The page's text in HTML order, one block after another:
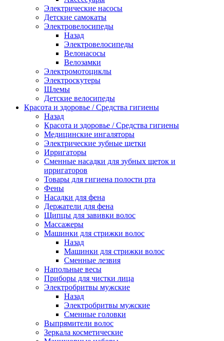
Электрические насосы
Детские самокаты
Электровелосипеды
Назад
Электровелосипеды
Велонасосы
Велозамки
Электромотоциклы
Электроскутеры
Шлемы
Детские велосипеды
Красота и здоровье / Средства гигиены
Назад
Красота и здоровье / Средства гигиены
Медицинские ингаляторы
Электрические зубные щетки
Ирригаторы
Сменные насадки для зубных щеток и
ирригаторов
Товары для гигиена полости рта
Фены
Насадки для фена
Держатели для фена
Щипцы для завивки волос
Массажеры
Машинки для стрижки волос
Назад
Машинки для стрижки волос
Сменные лезвия
Напольные весы
Приборы для чистки лица
Электробритвы мужские
Назад
Электробритвы мужские
Сменные головки
Выпрямители волос
Зеркала косметические